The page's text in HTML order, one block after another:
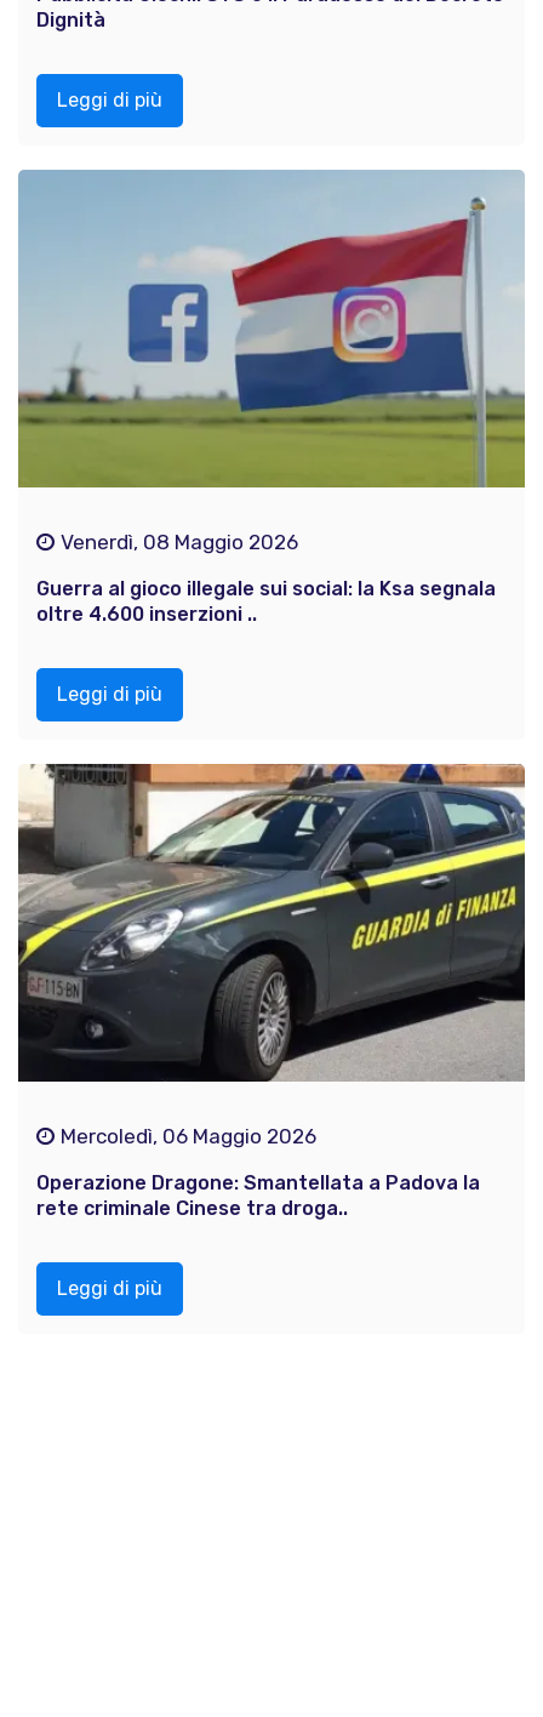
Dignità
Leggi di più
Venerdì, 08 Maggio 2026
Guerra al gioco illegale sui social: la Ksa segnala
oltre 4.600 inserzioni ..
Leggi di più
Mercoledì, 06 Maggio 2026
Operazione Dragone: Smantellata a Padova la
rete criminale Cinese tra droga..
Leggi di più